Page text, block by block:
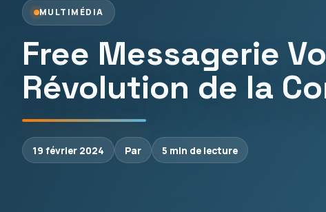
MULTIMÉDIA
Free Messagerie
Révolution de la
19 février 2024 Par 5 min de lecture